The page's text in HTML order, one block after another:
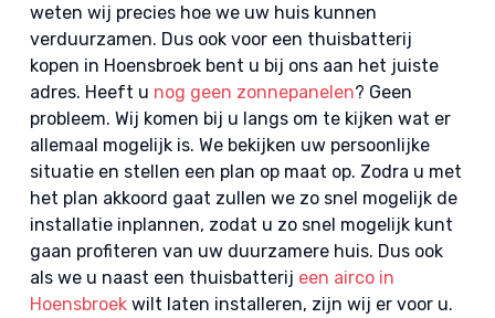
weten wij precies hoe we uw huis kunnen
verduurzamen. Dus ook voor een thuisbatterij
kopen in Hoensbroek bent u bij ons aan het juiste
adres. Heeft u nog geen zonnepanelen? Geen
probleem. Wij komen bij u langs om te kijken wat er
allemaal mogelijk is. We bekijken uw persoonlijke
situatie en stellen een plan op maat op. Zodra u met
het plan akkoord gaat zullen we zo snel mogelijk de
installatie inplannen, zodat u zo snel mogelijk kunt
gaan profiteren van uw duurzamere huis. Dus ook
als we u naast een thuisbatterij een airco in
Hoensbroekwilt laten installeren, zijn wij er voor u.